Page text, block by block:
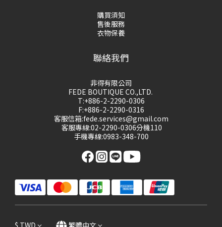
購買須知
售後服務
衣物保養
聯絡我們
非得有限公司
FEDE BOUTIQUE CO.,LTD.
T:+886-2-2290-0306
F:+886-2-2290-0316
客服信箱:fede.services@gmail.com
客服專線:02-2290-0306分機110
手機專線:0983-348-700